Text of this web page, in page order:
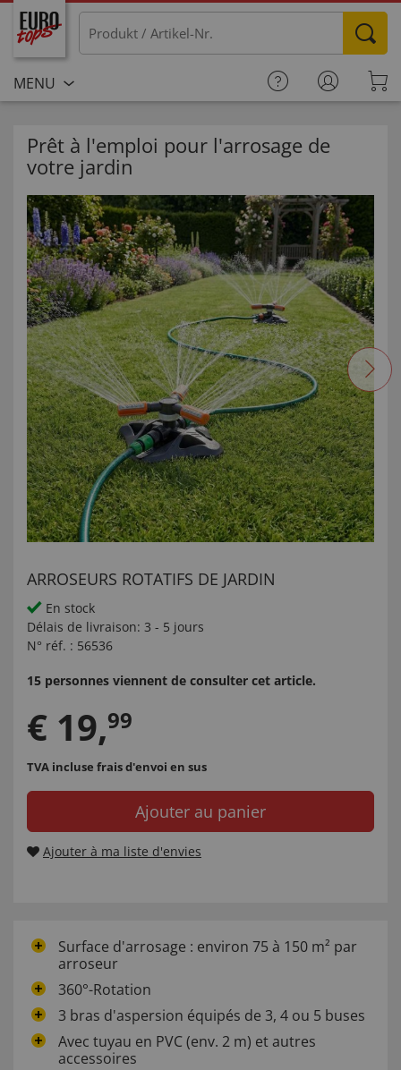
MENU
Prêt à l'emploi pour l'arrosage de
votre jardin
ARROSEURS ROTATIFS DE JARDIN
En stock
Délais de livraison: 3 - 5 jours
N° réf. : 56536
15 personnes viennent de consulter cet article.
€ 19,99
TVA incluse frais d'envoi en sus
Ajouter au panier
Ajouter à ma liste d'envies
Surface d'arrosage : environ 75 à 150 m² par
arroseur
360°-Rotation
3 bras d'aspersion équipés de 3, 4 ou 5 buses
Avec tuyau en PVC (env. 2 m) et autres
accessoires